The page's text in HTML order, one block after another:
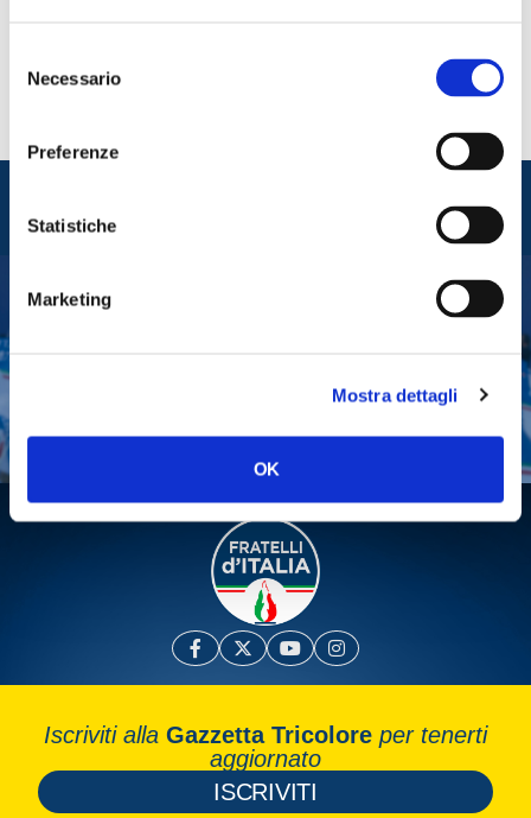
delNecessario
Preferenze
Statistiche
Marketing
Mostra dettagli
OK
governo che anzi hanno riscontrato il consenso della
maggioranza di chi in questo periodo ha manifestato il
Leggi la Gazzetta Tricolore
Iscriviti alla Gazzetta Tricolore per tenerti
aggiornato
ISCRIVITI